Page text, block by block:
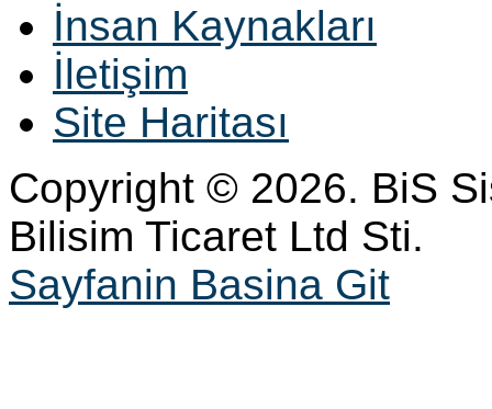
İnsan Kaynakları
İletişim
Site Haritası
Copyright © 2026. BiS
Bilisim Ticaret Ltd Sti.
Sayfanin Basina Git